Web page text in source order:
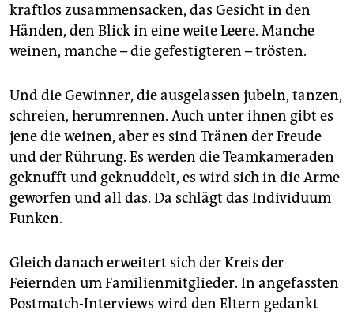
kraftlos zusammensacken, das Gesicht in den
Händen, den Blick in eine weite Leere. Manche
weinen, manche – die gefestigteren – trösten.
Und die Gewinner, die ausgelassen jubeln, tanzen,
schreien, herumrennen. Auch unter ihnen gibt es
jene die weinen, aber es sind Tränen der Freude
und der Rührung. Es werden die Teamkameraden
geknufft und geknuddelt, es wird sich in die Arme
geworfen und all das. Da schlägt das Individuum
Funken.
Gleich danach erweitert sich der Kreis der
Feiernden um Familienmitglieder. In angefassten
Postmatch-Interviews wird den Eltern gedankt